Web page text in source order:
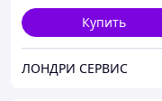
Купить
ЛОНДРИ СЕРВИС